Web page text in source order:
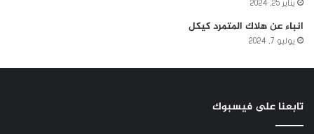
يناير 25, 2024
انباء عن هلاك المتمرد كيكل
يوليو 7, 2024
تابعنا على فيسبوك